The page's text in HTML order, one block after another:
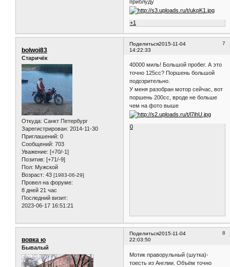
приблуду
+1
Поделиться 7
2015-11-04
14:22:33
bolwoi83
Старичёк
Откуда: Санкт Петербург
Зарегистрирован: 2014-11-30
Приглашений: 0
Сообщений: 703
Уважение: [+70/-1]
Позитив: [+71/-9]
Пол: Мужской
Возраст: 43 [1983-06-29]
Провел на форуме:
8 дней 21 час
Последний визит:
2023-06-17 16:51:21
40000 миль! Большой пробег. А это
точно 125сс? Поршень большой
подозрительно.
У меня разобран мотор сейчас, вот
поршень 200сс, вроде не больше
чем на фото выше
0
Поделиться 8
2015-11-04
22:03:50
вовка ю
Бывалый
Мотик праворульный (шутка)-
тоесть из Англии. Объём точно